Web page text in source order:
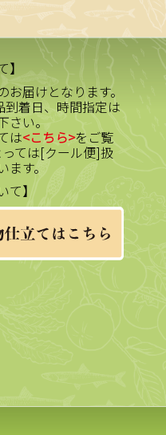
届けとなります。
到着日、時間指定は
さい。
は<こちら>をご覧
ては[クール便]扱
ます。
て】